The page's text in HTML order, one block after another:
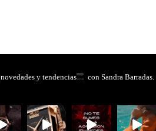
, novedades y tendencias
con Sandra Barradas.